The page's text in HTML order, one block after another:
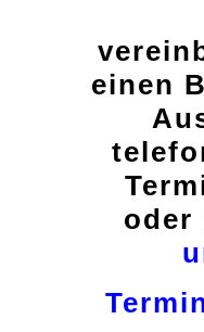
einen
oder